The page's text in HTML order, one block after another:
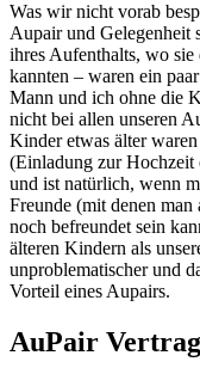
Was wir nicht vorab
Aupair und Gelegenheit
ihres Aufenthalts, wo
kannten – waren ein
Mann und ich ohne die
nicht bei allen unseren
Kinder etwas älter
(Einladung zur Hochzeit
und ist natürlich, wenn
Freunde (mit denen man
noch befreundet sein
älteren Kindern als
unproblematischer und
Vorteil eines Aupairs.
AuPair Vertrag